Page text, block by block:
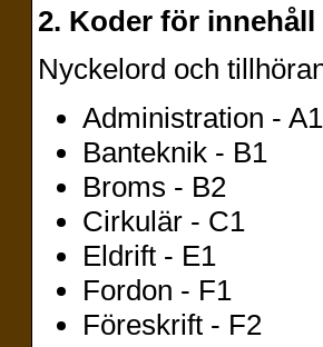
2. Koder för innehåll
Nyckelord och
Administration - A1
Banteknik - B1
Broms - B2
Cirkulär - C1
Eldrift - E1
Fordon - F1
Föreskrift - F2